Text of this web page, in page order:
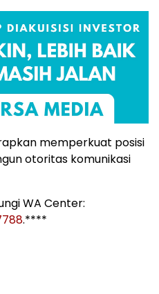
memperkuat posisi
otoritas komunikasi
WA Center:
.****